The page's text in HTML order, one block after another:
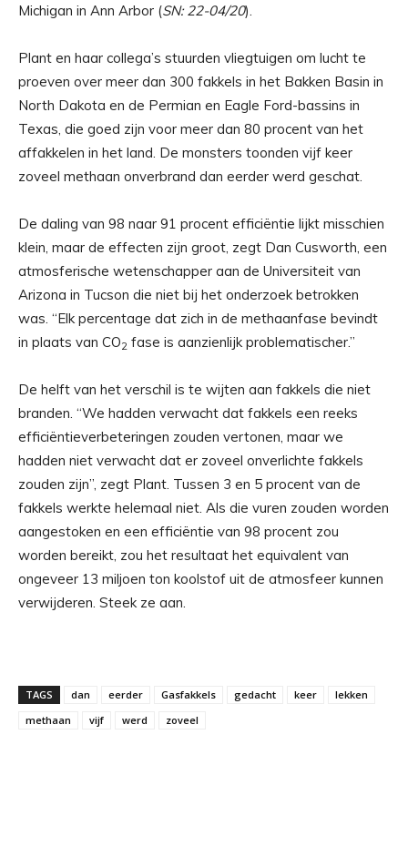
Michigan in Ann Arbor (SN: 22-04/20).
Plant en haar collega’s stuurden vliegtuigen om lucht te
proeven over meer dan 300 fakkels in het Bakken Basin in
North Dakota en de Permian en Eagle Ford-bassins in
Texas, die goed zijn voor meer dan 80 procent van het
affakkelen in het land. De monsters toonden vijf keer
zoveel methaan onverbrand dan eerder werd geschat.
De daling van 98 naar 91 procent efficiëntie lijkt misschien
klein, maar de effecten zijn groot, zegt Dan Cusworth, een
atmosferische wetenschapper aan de Universiteit van
Arizona in Tucson die niet bij het onderzoek betrokken
was. “Elk percentage dat zich in de methaanfase bevindt
in plaats van CO2 fase is aanzienlijk problematischer.”
De helft van het verschil is te wijten aan fakkels die niet
branden. “We hadden verwacht dat fakkels een reeks
efficiëntieverbeteringen zouden vertonen, maar we
hadden niet verwacht dat er zoveel onverlichte fakkels
zouden zijn”, zegt Plant. Tussen 3 en 5 procent van de
fakkels werkte helemaal niet. Als die vuren zouden worden
aangestoken en een efficiëntie van 98 procent zou
worden bereikt, zou het resultaat het equivalent van
ongeveer 13 miljoen ton koolstof uit de atmosfeer kunnen
verwijderen. Steek ze aan.
TAGS dan eerder Gasfakkels gedacht keer
lekken
methaan
vijf werd zoveel